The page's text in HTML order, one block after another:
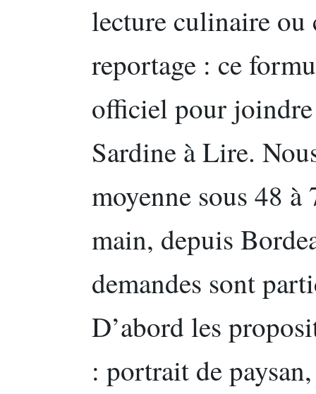
lecture culinaire
reportage : ce
officiel pour
Sardine à Lire.
moyenne sous 48 à
main, depuis
demandes sont
D’abord les
: portrait de